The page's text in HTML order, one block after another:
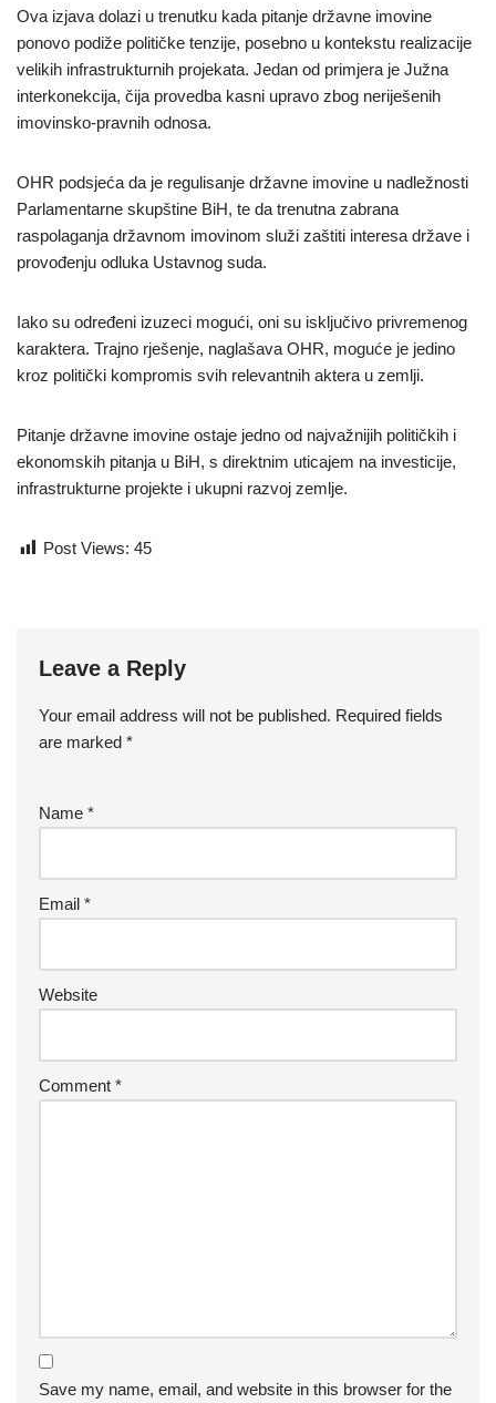
Ova izjava dolazi u trenutku kada pitanje državne imovine
ponovo podiže političke tenzije, posebno u kontekstu realizacije
velikih infrastrukturnih projekata. Jedan od primjera je Južna
interkonekcija, čija provedba kasni upravo zbog neriješenih
imovinsko-pravnih odnosa.
OHR podsjeća da je regulisanje državne imovine u nadležnosti
Parlamentarne skupštine BiH, te da trenutna zabrana
raspolaganja državnom imovinom služi zaštiti interesa države i
provođenju odluka Ustavnog suda.
Iako su određeni izuzeci mogući, oni su isključivo privremenog
karaktera. Trajno rješenje, naglašava OHR, moguće je jedino
kroz politički kompromis svih relevantnih aktera u zemlji.
Pitanje državne imovine ostaje jedno od najvažnijih političkih i
ekonomskih pitanja u BiH, s direktnim uticajem na investicije,
infrastrukturne projekte i ukupni razvoj zemlje.
Post Views: 45
Leave a Reply
Your email address will not be published. Required fields
are marked *
Name *
Email *
Website
Comment *
Save my name, email, and website in this browser for the